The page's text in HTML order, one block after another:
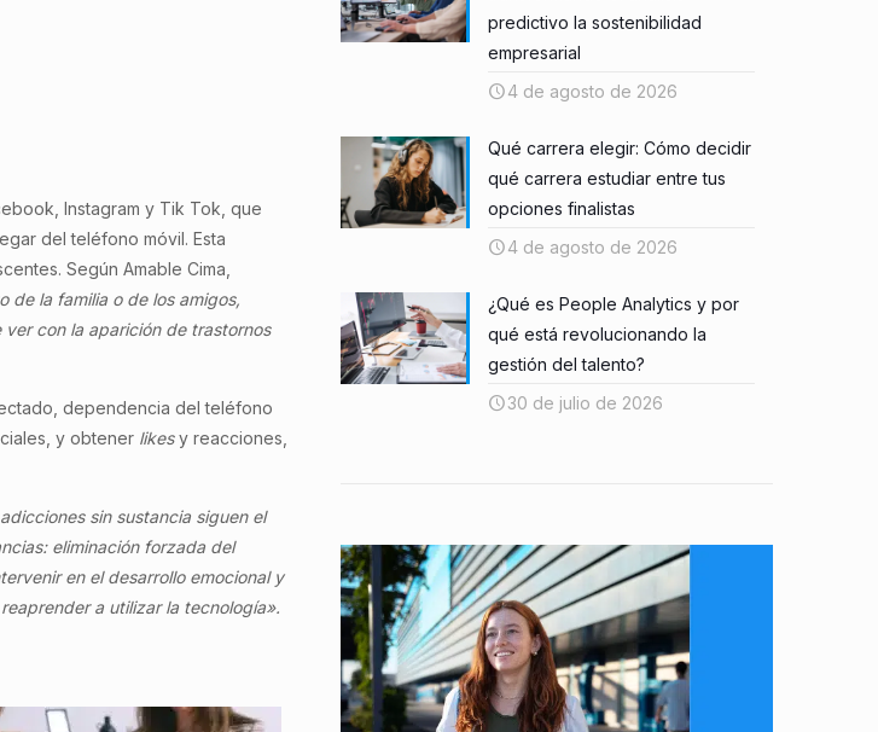
Instagram y Tik Tok, que
del teléfono móvil. Esta
Según Amable Cima,
de la familia o de los amigos,
con la aparición de trastornos
dependencia del teléfono
y obtener likesy reacciones,
sin sustancia siguen el
eliminación forzada del
en el desarrollo emocional y
a utilizar la tecnología».
predictivo la sostenibilidad
empresarial
4 de agosto de 2026
Qué carrera elegir: Cómo decidir
qué carrera estudiar entre tus
opciones finalistas
4 de agosto de 2026
¿Qué es People Analytics y por
qué está revolucionando la
gestión del talento?
30 de julio de 2026